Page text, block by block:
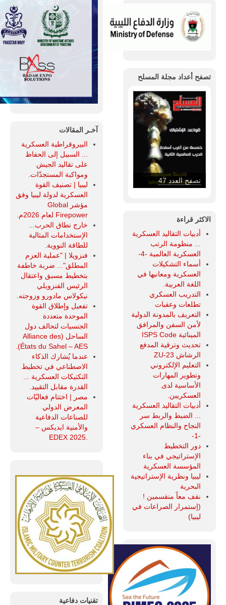
تصفح أعداد مجلة المسلح
تصفح العدد 46
الاكثر قراءة
أدبيات التقاليد العسكرية
... منظومة الرتب
العسكرية العالمية -4-
أسماء التشكيلات
العسكرية ومعانيها في
اللغة العربية.
التدريب العسكري
تطلعات وعقبات
التعريف بالمدونة الدولية
لأمن السفن والمرافق
المينائية ISPS Code
تحديث وترقية المدفع
الرشاش ZU-23
التعليم الإلكتروني
وتطوير المهارات
الأساسية لدى
العسكريين.
أدبيات التقاليد العسكرية
... الضبط والربط سر
النجاح والنظام العسكري
-1-
دور التخطيط
الإستراتيجي في بناء
المؤسسة العسكرية
ليبيا ونظرية الإستراتيجية
البحرية
نقف معاً منقسمين !
(إستمرار الصراعات في
ليبيا)
آخـر المقالات
البيروقراطية العسكرية
... السبيل إلى الحفاظ
على تقاليد الجيش
ومواكبة المستجدّات.
ليبيا | تصنيف القوة
العسكرية لدولة ليبيا وفق
مؤشر Global
Firepower لعام 2026م.
خارج نطاق الحرب...
الإستخدامات المثالية
للطاقة النووية.
فنزويلا | "عملية العزم
المطلق"... ضربة خاطفة
بتخطيط مسبق واعتقال
الرئيس الفنزويلي
نيكولاس مادورو وزوجته.
تفعيل وإطلاق القوة
الموحدة متعددة
الجنسيات لتحالف دول
الساحل (Alliance des
États du Sahel – AES).
عندما يُشارك الذكاء
الاصطناعي في تخطيط
التكتيكات العسكرية ...
القدرة مقابل التقييد.
مصر | اختتام فعاليّات
المعرض الدولي
للصناعات الدفاعية
والأمنية ايديكس ‒
تقنيات دفاعية